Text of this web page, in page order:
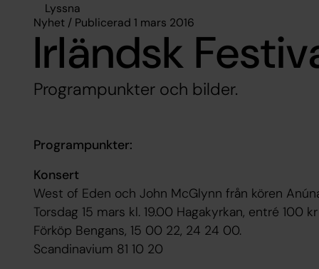
Lyssna
Nyhet / Publicerad 1 mars 2016
Irländsk
Programpunkter och bilder.
Programpunkter:
Konsert
West of Eden och John McGlynn från kören
Torsdag 15 mars kl. 19.00 Hagakyrkan, entré 100 kr
Förköp Bengans, 15 00 22, 24 24 00.
Scandinavium 81 10 20